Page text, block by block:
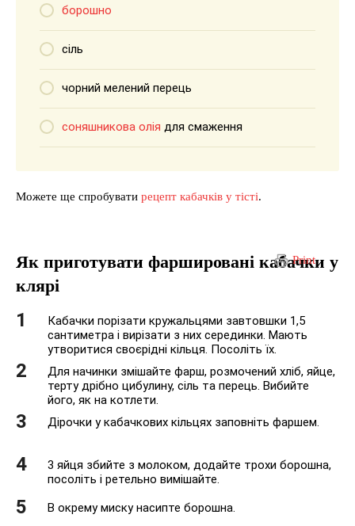
борошно
сіль
чорний мелений перець
соняшникова олія для смаження
Можете ще спробувати рецепт кабачків у тісті.
Print
Як приготувати фаршировані кабачки у
клярі
Кабачки порізати кружальцями завтовшки 1,5
сантиметра і вирізати з них серединки. Мають
утворитися своєрідні кільця. Посоліть їх.
Для начинки змішайте фарш, розмочений хліб, яйце,
терту дрібно цибулину, сіль та перець. Вибийте
його, як на котлети.
Дірочки у кабачкових кільцях заповніть фаршем.
3 яйця збийте з молоком, додайте трохи борошна,
посоліть і ретельно вимішайте.
В окрему миску насипте борошна.